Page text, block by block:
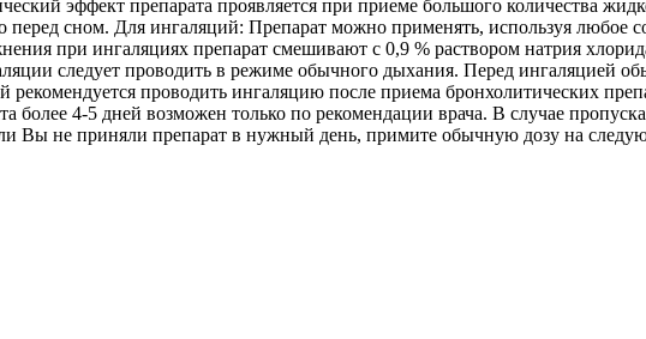
эффект препарата проявляется при приеме большого количества
перед сном. Для ингаляций: Препарат можно применять, используя любое
при ингаляциях препарат смешивают с 0,9 % раствором натрия
следует проводить в режиме обычного дыхания. Перед ингаляцией
проводить ингаляцию после приема бронхолитических
4-5 дней возможен только по рекомендации врача. В случае
Вы не приняли препарат в нужный день, примите обычную дозу на